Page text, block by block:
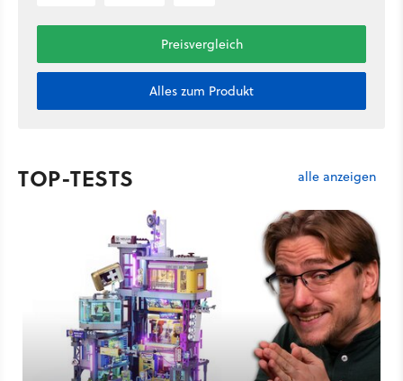
Preisvergleich
Alles zum Produkt
TOP-TESTS alle anzeigen